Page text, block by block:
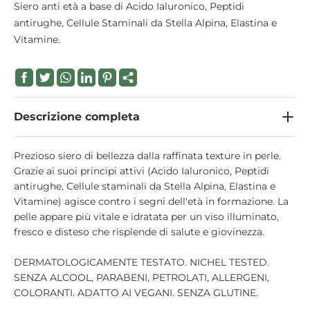
Siero anti età a base di Acido Ialuronico, Peptidi
antirughe, Cellule Staminali da Stella Alpina, Elastina e
Vitamine.
Descrizione completa
Prezioso siero di bellezza dalla raffinata texture in perle.
Grazie ai suoi principi attivi (Acido Ialuronico, Peptidi
antirughe, Cellule staminali da Stella Alpina, Elastina e
Vitamine) agisce contro i segni dell'età in formazione. La
pelle appare più vitale e idratata per un viso illuminato,
fresco e disteso che risplende di salute e giovinezza.
DERMATOLOGICAMENTE TESTATO. NICHEL TESTED.
SENZA ALCOOL, PARABENI, PETROLATI, ALLERGENI,
COLORANTI. ADATTO AI VEGANI. SENZA GLUTINE.